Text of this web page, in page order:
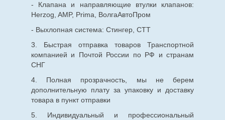
- Клапана и направляющие втулки клапанов:
Herzog, AMP, Prima, ВолгаАвтоПром
- Выхлопная система: Стингер, СТТ
3. Быстрая отправка товаров Транспортной
компанией и Почтой России по РФ и странам
СНГ
4. Полная прозрачность, мы не берем
дополнительную плату за упаковку и доставку
товара в пункт отправки
5. Индивидуальный и профессиональный